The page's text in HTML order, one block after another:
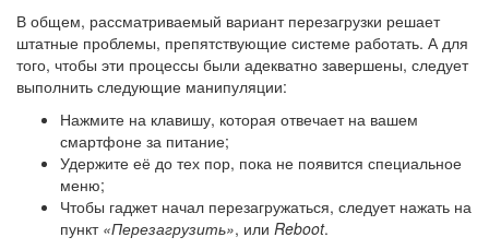
В общем, рассматриваемый вариант перезагрузки решает
штатные проблемы, препятствующие системе работать. А для
того, чтобы эти процессы были адекватно завершены, следует
выполнить следующие манипуляции:
Нажмите на клавишу, которая отвечает на вашем
смартфоне за питание;
Удержите её до тех пор, пока не появится специальное
меню;
Чтобы гаджет начал перезагружаться, следует нажать на
пункт «Перезагрузить», или Reboot.